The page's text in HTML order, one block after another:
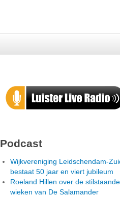
Podcast
Wijkvereniging Leidschendam-
bestaat 50 jaar en viert jubileum
Roeland Hillen over de stilstaande
wieken van De Salamander